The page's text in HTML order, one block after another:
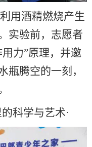
用酒精燃烧产生
实验前，志愿者
力”原理，并邀
瓶腾空的一刻，
科学与艺术·